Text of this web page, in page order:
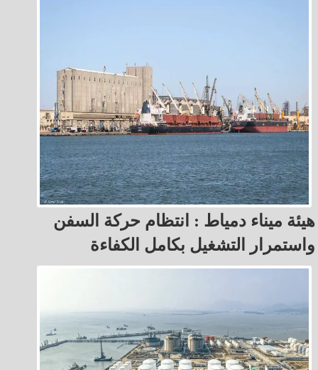
هيئة ميناء دمياط : انتظام حركة السفن
واستمرار التشغيل بكامل الكفاءة